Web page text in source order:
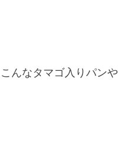
こんなタマゴ入りパンや